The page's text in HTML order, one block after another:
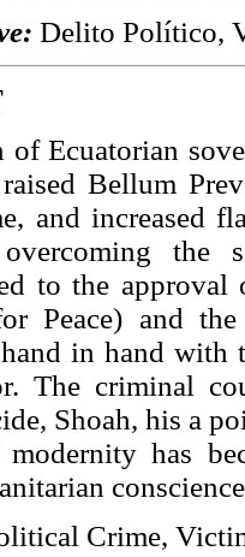
Delito Político,
Ecuatorian
Bellum
and increased
the
to the approval
Peace) and
in hand with
The criminal
Shoah, his a
has
Crime,